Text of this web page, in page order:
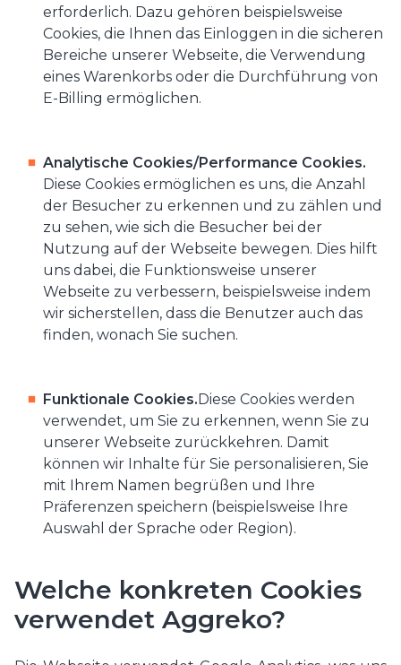
erforderlich. Dazu gehören beispielsweise
Cookies, die Ihnen das Einloggen in die sicheren
Bereiche unserer Webseite, die Verwendung
eines Warenkorbs oder die Durchführung von
E-Billing ermöglichen.
Analytische Cookies/Performance Cookies.
Diese Cookies ermöglichen es uns, die Anzahl
der Besucher zu erkennen und zu zählen und
zu sehen, wie sich die Besucher bei der
Nutzung auf der Webseite bewegen. Dies hilft
uns dabei, die Funktionsweise unserer
Webseite zu verbessern, beispielsweise indem
wir sicherstellen, dass die Benutzer auch das
finden, wonach Sie suchen.
Funktionale Cookies.Diese Cookies werden
verwendet, um Sie zu erkennen, wenn Sie zu
unserer Webseite zurückkehren. Damit
können wir Inhalte für Sie personalisieren, Sie
mit Ihrem Namen begrüßen und Ihre
Präferenzen speichern (beispielsweise Ihre
Auswahl der Sprache oder Region).
Welche konkreten Cookies
verwendet Aggreko?